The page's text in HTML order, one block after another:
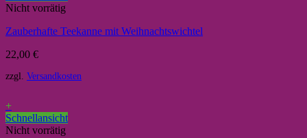
Nicht vorrätig
Zauberhafte Teekanne mit Weihnachtswichtel
22,00 €
zzgl. Versandkosten
+
Schnellansicht
Nicht vorrätig